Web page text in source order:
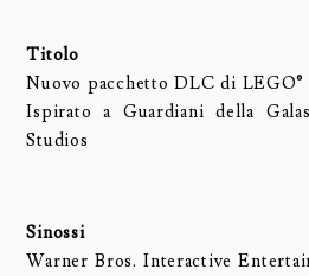
Titolo
Nuovo pacchetto DLC di
Ispirato a Guardiani della
Studios
Sinossi
Warner Bros. Interactive